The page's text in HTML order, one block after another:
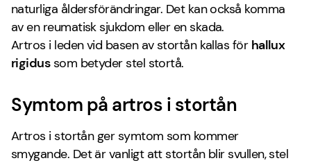
naturliga åldersförändringar. Det kan också komma
av en reumatisk sjukdom eller en skada.
Artros i leden vid basen av stortån kallas för hallux
rigidussom betyder stel stortå.
Symtom på artros i stortån
Artros i stortån ger symtom som kommer
smygande. Det är vanligt att stortån blir svullen, stel